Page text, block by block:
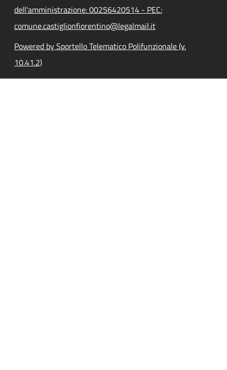
dell'amministrazione: 00256420514 - PEC:
comune.castiglionfiorentino@legalmail.it
Powered by Sportello Telematico Polifunzionale (v.
10.41.2)